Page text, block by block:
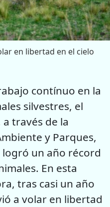
en libertad en el cielo
contínuo en la
silvestres, el
través de la
y Parques,
logró un año récord
En esta
tras casi un año
a volar en libertad